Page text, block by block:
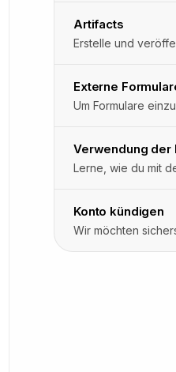
Artifacts
Externe
Um Formulare
Verwendung der
Lerne, wie du mit
Konto kündigen